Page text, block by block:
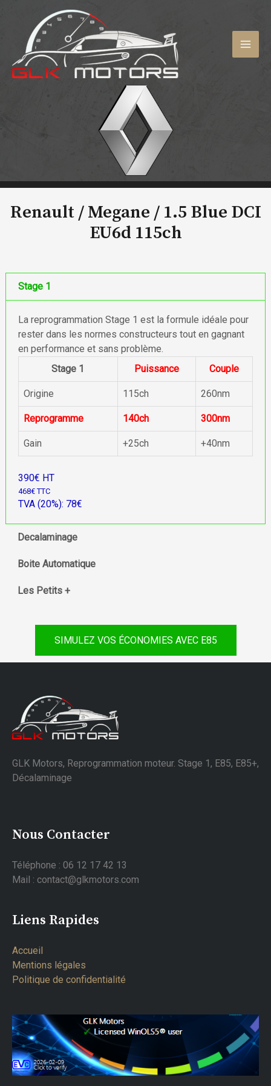
contenu
Renault / Megane / 1.5 Blue DCI
EU6d 115ch
Stage 1
La reprogrammation Stage 1 est la formule idéale pour
rester dans les normes constructeurs tout en gagnant
en performance et sans problème.
Stage 1
Puissance Couple
Origine 115ch 260nm
Reprogramme 140ch 300nm
Gain +25ch +40nm
390€ HT
468€ TTC
TVA (20%): 78€
Decalaminage
Boite Automatique
Les Petits +
SIMULEZ VOS ÉCONOMIES AVEC E85
GLK Motors, Reprogrammation moteur. Stage 1, E85, E85+,
Décalaminage
Nous Contacter
Téléphone : 06 12 17 42 13
Mail : contact@glkmotors.com
Liens Rapides
Accueil
Mentions légales
Politique de confidentialité